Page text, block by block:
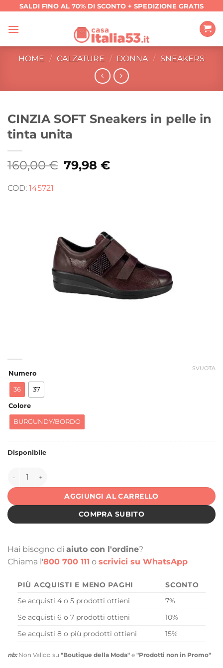
contenuti
SALDI FINO AL 70% DI SCONTO + SPEDIZIONE GRATIS
HOME / CALZATURE / DONNA / SNEAKERS
CINZIA SOFT Sneakers in pelle in
tinta unita
160,00€ Il
prezzo
79,98€Il
prezzo
COD: 145721
Numero
36 37
Colore
BURGUNDY/BORDO
SVUOTA
Disponibile
145721 quantità
AGGIUNGI AL CARRELLO
COMPRA SUBITO
Hai bisogno di aiuto con l'ordine?
Chiama l'800 700 111 o scrivici su WhatsApp
PIÙ ACQUISTI E MENO PAGHI
SCONTO
Se acquisti 4 o 5 prodotti ottieni
7%
Se acquisti 6 o 7 prodotti ottieni
10%
Se acquisti 8 o più prodotti ottieni
15%
nb:Non Valido su "Boutique della Moda" e "Prodotti non in Promo"